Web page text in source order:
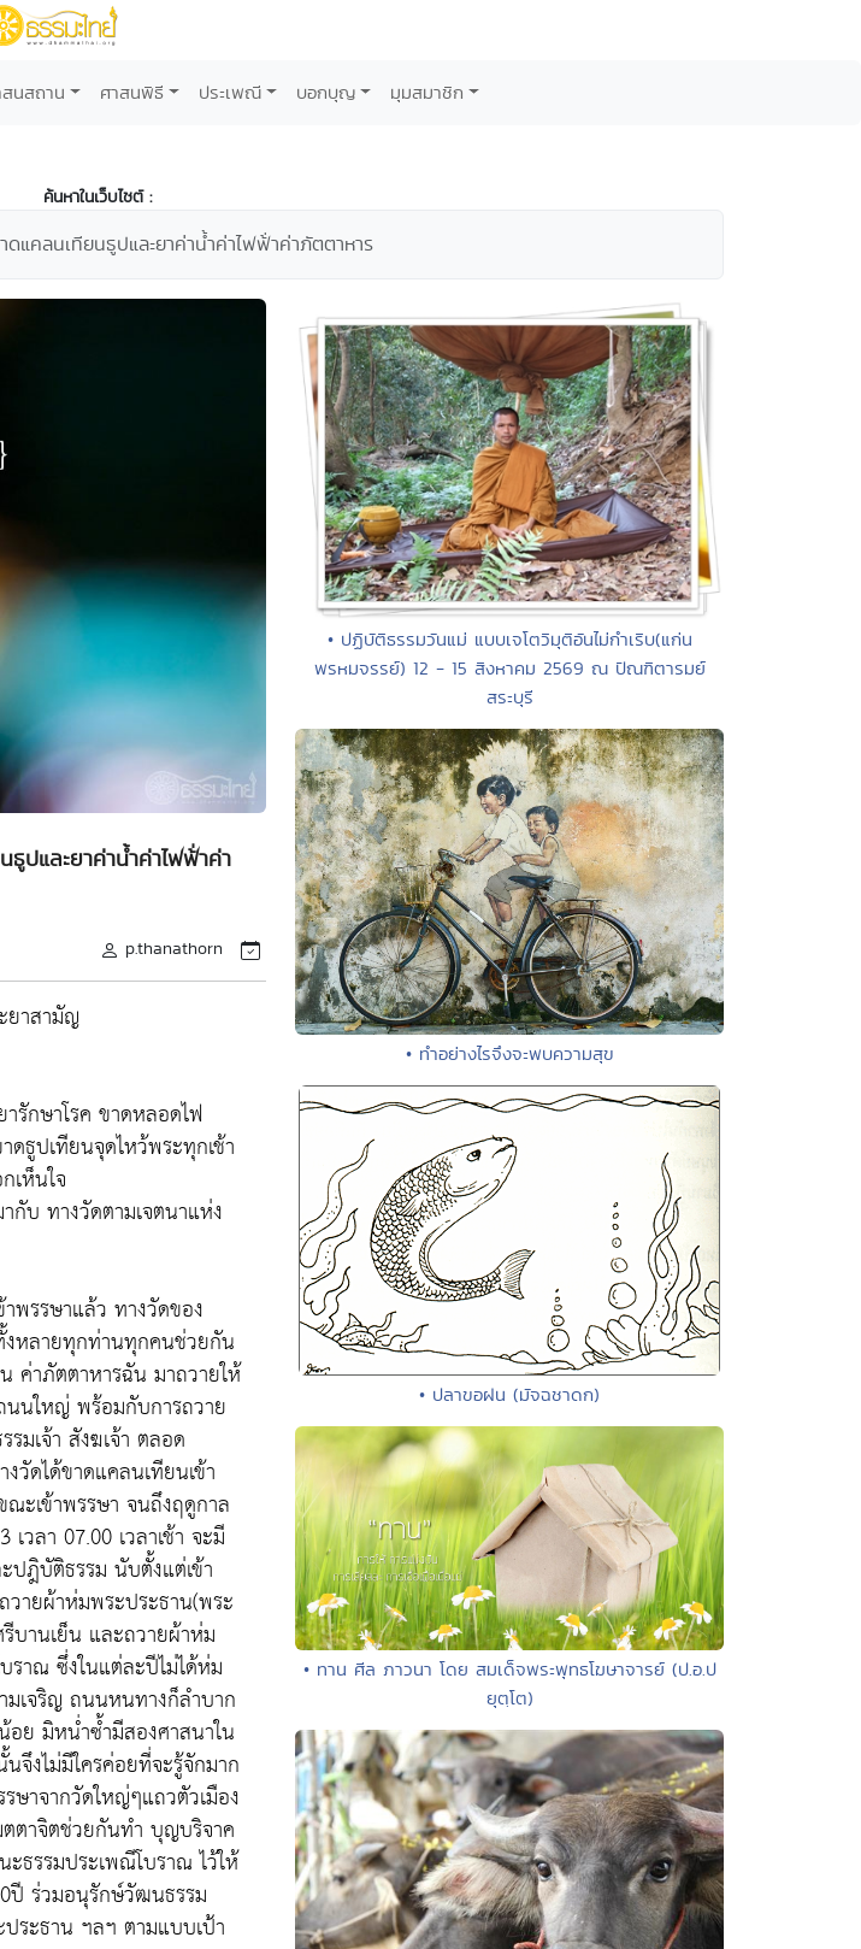
นสถาน ศาสนพิธี ประเพณี บอกบุญ มุมสมาชิก
ค้นหาในเว็บไซต์ :
แคลนเทียนธูปและยาค่าน้ำค่าไฟฟ้่าค่าภัตตาหาร
ปและยาค่าน้ำค่าไฟฟ้่าค่า
p.thanathorn
ยาสามัญ
รักษาโรค ขาดหลอดไฟ
ธูปเทียนจุดไหว้พระทุกเช้า
เห็นใจ
บ ทางวัดตามเจตนาแห่ง
รรษาแล้ว ทางวัดของ
งหลายทุกท่านทุกคนช่วยกัน
ค่าภัตตาหารฉัน มาถวายให้
นนใหญ่ พร้อมกับการถวาย
มเจ้า สังฆเจ้า ตลอด
วัดได้ขาดแคลนเทียนเข้า
ณะเข้าพรรษา จนถึงฤดูกาล
ลา 07.00 เวลาเช้า จะมี
ฎิบัติธรรม นับตั้งแต่เข้า
ายผ้าห่มพระประธาน(พระ
านเย็น และถวายผ้าห่ม
าณ ซึ่งในแต่ละปีไม่ได้ห่ม
มเจริญ ถนนหนทางก็ลำบาก
อย มิหน่ำซ้ำมีสองศาสนาใน
จึงไม่มีใครค่อยที่จะรู้จักมาก
ษาจากวัดใหญ่ๆแถวตัวเมือง
ตาจิตช่วยกันทำ บุญบริจาค
รรมประเพณีโบราณ ไว้ให้
ปี ร่วมอนุรักษ์วัฒนธรรม
ระธาน ฯลฯ ตามแบบเป้า
• ปฏิบัติธรรมวันแม่ แบบเจโตวิมุติอันไม่กำเริบ(แก่น
พรหมจรรย์) 12 - 15 สิงหาคม 2569 ณ ปัณฑิตารมย์
สระบุรี
• ทำอย่างไรจึงจะพบความสุข
• ปลาขอฝน (มัจฉชาดก)
• ทาน ศีล ภาวนา โดย สมเด็จพระพุทธโฆษาจารย์ (ป.อ.ป
ยุตฺโต)